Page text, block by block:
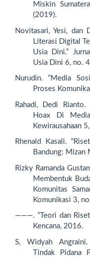
Miskin
(2019).
Novitasari, Yesi, dan
Literasi Digital
Usia Dini.”
Usia Dini 6, no.
Nurudin. “Media
Proses
Rahadi, Dedi Rianto.
Hoax Di
Kewirausahaan
Rhenald Kasali.
Bandung: Mizan
Rizky Ramanda
Membentuk
Komunitas
Komunikasi 3,
———. “Teori dan Riset
Kencana, 2016.
S, Widyah Angraini.
Tindak Pidana